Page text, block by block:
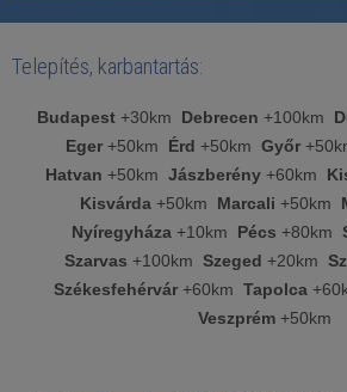
Telepítés, karbantartás:
Budapest+30km Debrecen +100km
Eger+50km Érd +50km Győr
Hatvan +50km Jászberény +60km
Kisvárda +50km Marcali +50km
Nyíregyháza +10km Pécs +80km
Szarvas +100km Szeged +20km
Székesfehérvár +60km Tapolca
Veszprém +50km